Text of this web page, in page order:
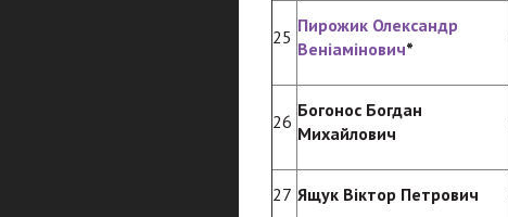
25
Пирожик Олександр
Веніамінович*
26
Богонос Богдан
Михайлович
27 Ящук Віктор Петрович